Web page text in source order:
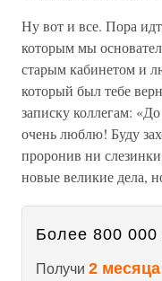
Ну вот и все. Пора
которым мы
старым кабинетом и
который был тебе
записку коллегам:
очень люблю! Буду
проронив ни
новые великие дела,
Более 800 000
Получи 2